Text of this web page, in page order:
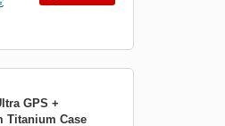
GPS +
Titanium Case